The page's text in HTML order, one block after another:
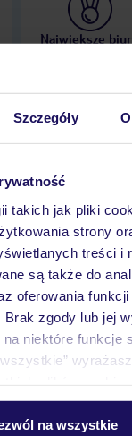
Szczegóły
takich jak pliki
strony
treści i
są także do
oferowania
Brak zgody lub jej
na niektóre funkcje
wybór wchodząc w
na wszystkie
Największe